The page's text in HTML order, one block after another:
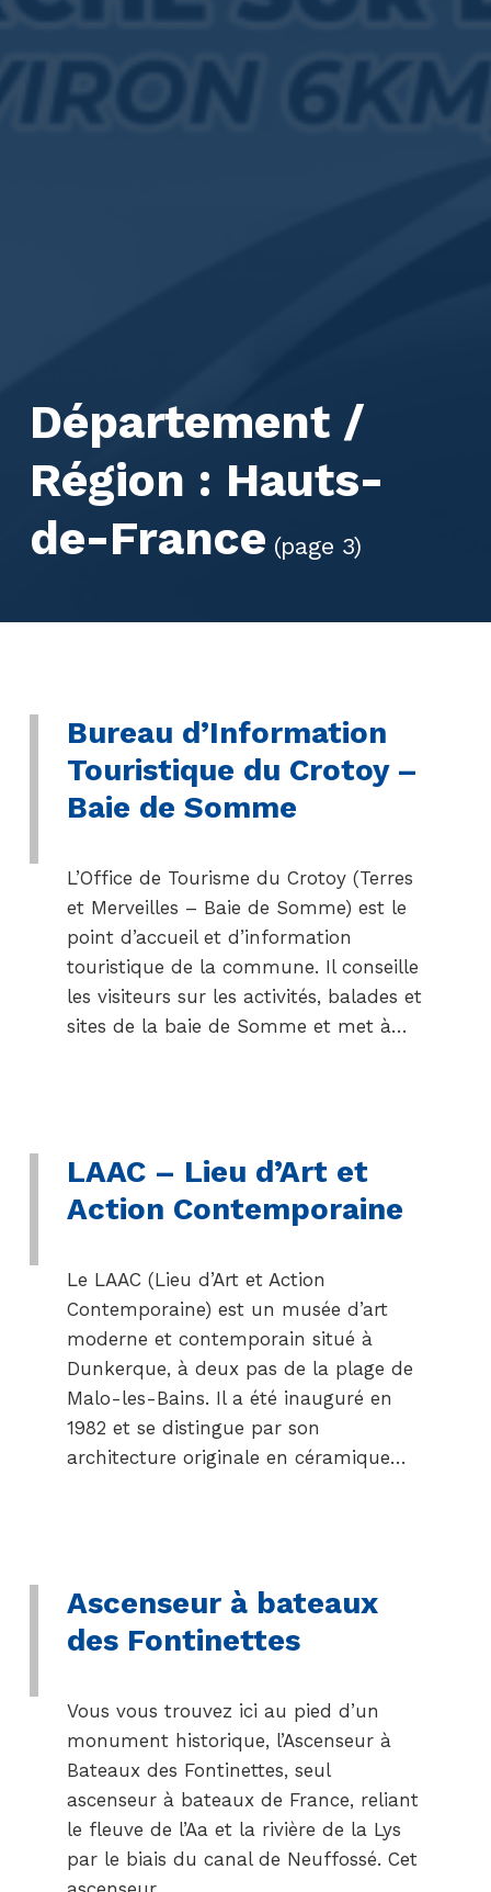
Département /
Région : Hauts-
de-France (page 3)
Bureau d’Information
Touristique du Crotoy –
Baie de Somme
L’Office de Tourisme du Crotoy (Terres
et Merveilles – Baie de Somme) est le
point d’accueil et d’information
touristique de la commune. Il conseille
les visiteurs sur les activités, balades et
sites de la baie de Somme et met à…
LAAC – Lieu d’Art et
Action Contemporaine
Le LAAC (Lieu d’Art et Action
Contemporaine) est un musée d’art
moderne et contemporain situé à
Dunkerque, à deux pas de la plage de
Malo-les-Bains. Il a été inauguré en
1982 et se distingue par son
architecture originale en céramique…
Ascenseur à bateaux
des Fontinettes
Vous vous trouvez ici au pied d’un
monument historique, l’Ascenseur à
Bateaux des Fontinettes, seul
ascenseur à bateaux de France, reliant
le fleuve de l’Aa et la rivière de la Lys
par le biais du canal de Neuffossé. Cet